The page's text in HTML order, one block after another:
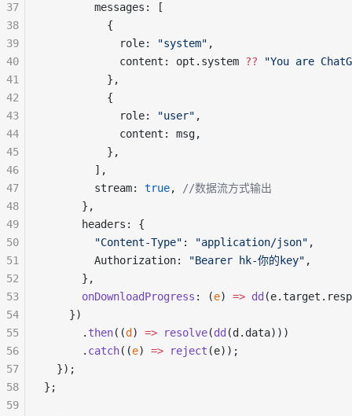
        messages: [
          {
            role:
"system" ,
            content: opt.system
??
"You are
          },
          {
            role:
"user" ,
            content: msg,
          },
        ],
        stream:
true,
//数据流方式输出
      },
      headers: {
"Content-Type" : "application/json" ,
        Authorization:
"Bearer hk-你的key" ,
      },
onDownloadProgress : (e) => dd
    })
      .
then((d ) => resolve(dd (d.data)))
      .
catch((e) => reject (e));
  });
};
37
38
39
40
41
42
43
44
45
46
47
48
49
50
51
52
53
54
55
56
57
58
59